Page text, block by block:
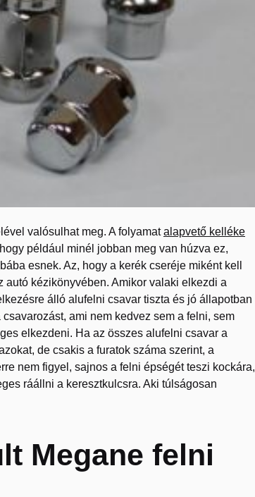
valósulhat meg. A folyamatalapvető kelléke
például minél jobban meg van húzva ez,
esnek. Az, hogy a kerék cseréje miként kell
kézikönyvében. Amikor valaki elkezdi a
álló alufelni csavar tiszta és jó állapotban
ami nem kedvez sem a felni, sem
elkezdeni. Ha az összes alufelni csavar a
de csakis a furatok száma szerint, a
nem figyel, sajnos a felni épségét teszi kockára,
ráállni a keresztkulcsra. Aki túlságosan
Megane felni